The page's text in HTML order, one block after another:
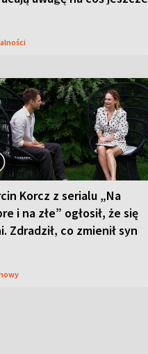
Korcz z serialu „Na
i na złe” ogłosił, że się
Zdradził, co zmienił syn